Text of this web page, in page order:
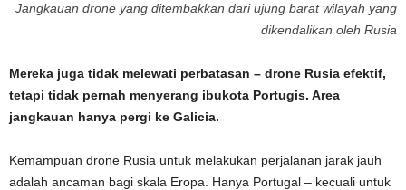
Jangkauan drone yang ditembakkan dari ujung barat wilayah yang
dikendalikan oleh Rusia
Mereka juga tidak melewati perbatasan – drone Rusia efektif,
tetapi tidak pernah menyerang ibukota Portugis. Area
jangkauan hanya pergi ke Galicia.
Kemampuan drone Rusia untuk melakukan perjalanan jarak jauh
adalah ancaman bagi skala Eropa. Hanya Portugal – kecuali untuk